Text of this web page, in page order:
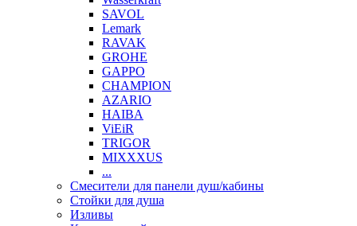
SAVOL
Lemark
RAVAK
GROHE
GAPPO
CHAMPION
AZARIO
HAIBA
ViEiR
TRIGOR
MIXXXUS
...
Смесители для панели душ/кабины
Стойки для душа
Изливы